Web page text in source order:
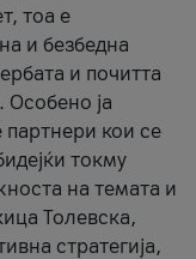
тоа е
и безбедна
и почитта
Особено ја
кои се
токму
на темата и
Толевска,
стратегија,